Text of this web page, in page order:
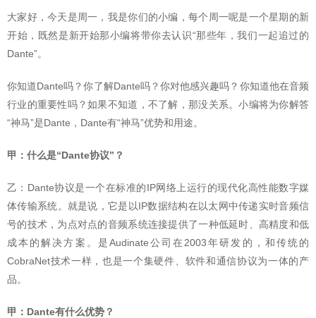
大家好，今天是周一，我是你们的小编，每个周一呢是一个星期的新
开始，既然是新开始那小编将带你去认识“那些年，我们一起追过的
Dante”。
你知道Dante吗？你了解Dante吗？你对他感兴趣吗？你知道他在音频
行业的重要性吗？如果不知道，不了解，那没关系。小编将为你解答
“神马”是Dante，Dante有“神马”优势和用途。
甲：什么是“Dante协议”？
乙：Dante协议是一个在标准的IP网络上运行的现代化高性能数字媒
体传输系统。就是说，它是以IP数据结构在以太网中传递实时音频信
号的技术，为点对点的音频系统连接提供了一种低延时、高精度和低
成本的解决方案。是Audinate公司在2003年研发的，和传统的
CobraNet技术一样，也是一个集硬件、软件和通信协议为一体的产
品。
甲：Dante有什么优势？